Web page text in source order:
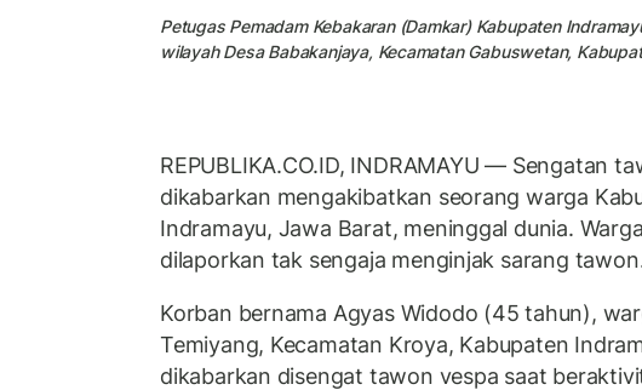
Petugas Pemadam Kebakaran (Damkar) Kabupaten
wilayah Desa Babakanjaya, Kecamatan Gabuswetan,
REPUBLIKA.CO.ID, INDRAMAYU — Sengatan
dikabarkan mengakibatkan seorang warga
Indramayu, Jawa Barat, meninggal dunia.
dilaporkan tak sengaja menginjak sarang
Korban bernama Agyas Widodo (45 tahun),
Temiyang, Kecamatan Kroya, Kabupaten
dikabarkan disengat tawon vespa saat